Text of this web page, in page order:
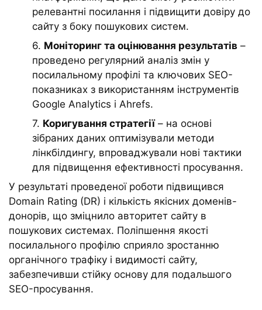
релевантні посилання і підвищити довіру до
сайту з боку пошукових систем.
6. Моніторинг та оцінювання результатів –
проведено регулярний аналіз змін у
посилальному профілі та ключових SEO-
показниках з використанням інструментів
Google Analytics і Ahrefs.
7. Коригування стратегії– на основі
зібраних даних оптимізували методи
лінкбілдингу, впроваджували нові тактики
для підвищення ефективності просування.
У результаті проведеної роботи підвищився
Domain Rating (DR) і кількість якісних доменів-
донорів, що зміцнило авторитет сайту в
пошукових системах. Поліпшення якості
посилального профілю сприяло зростанню
органічного трафіку і видимості сайту,
забезпечивши стійку основу для подальшого
SEO-просування.